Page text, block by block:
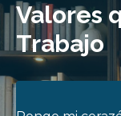
Valores
Trabajo